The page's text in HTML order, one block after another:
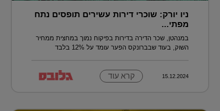
ניו יורק: שוכרי דירות עשירים תופסים נתח
מפתי...
במנהטן, שכר הדירה בדירות בפיקוח נמוך במחצית ממחיר
השוק, בעוד שבברונקס הפער עומד על 12% בלבד
15.12.2024 קרא עוד